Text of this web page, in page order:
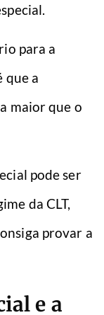
para a
que a
maior que o
pode ser
da CLT,
provar a
e a